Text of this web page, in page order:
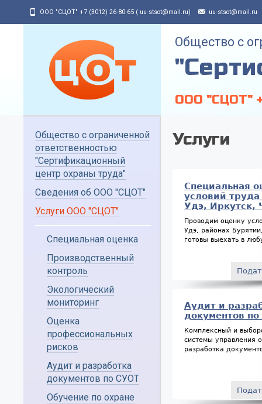
Jump to navigation
ООО "СЦОТ" +7 (3012) 26-80-65 ( uu-stsot@mail.ru) uu-stsot@mail.ru
Общество с
ООО "СЦОТ"
Общество с ограниченной
ответственностью
"Сертификационный
центр охраны труда"
Сведения об ООО "СЦОТ"
Услуги ООО "СЦОТ"
Специальная оценка
Производственный
контроль
Экологический
мониторинг
Оценка
профессиональных
рисков
Аудит и разработка
документов по СУОТ
Обучение по охране
Услуги
Специальная
условий
Удэ, Иркутск,
Проводим оценку
Удэ, районах
готовы выехать в
Аудит и
документов
Комплексный и
системы управления
разработка